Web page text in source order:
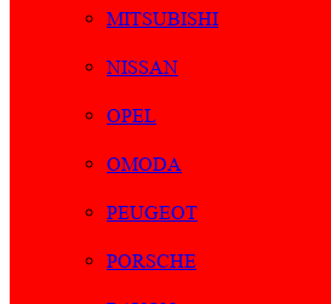
MITSUBISHI
NISSAN
OPEL
OMODA
PEUGEOT
PORSCHE